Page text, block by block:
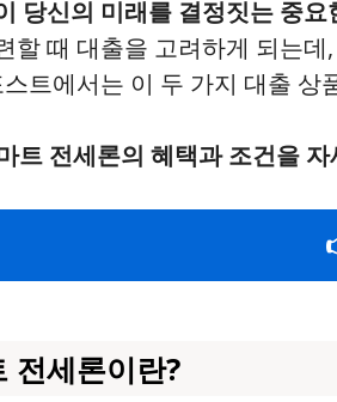
당신의 미래를 결정짓는 중
할 때 대출을 고려하게 되는
트에서는 이 두 가지 대출
트 전세론의 혜택과 조건을
전세론이란?